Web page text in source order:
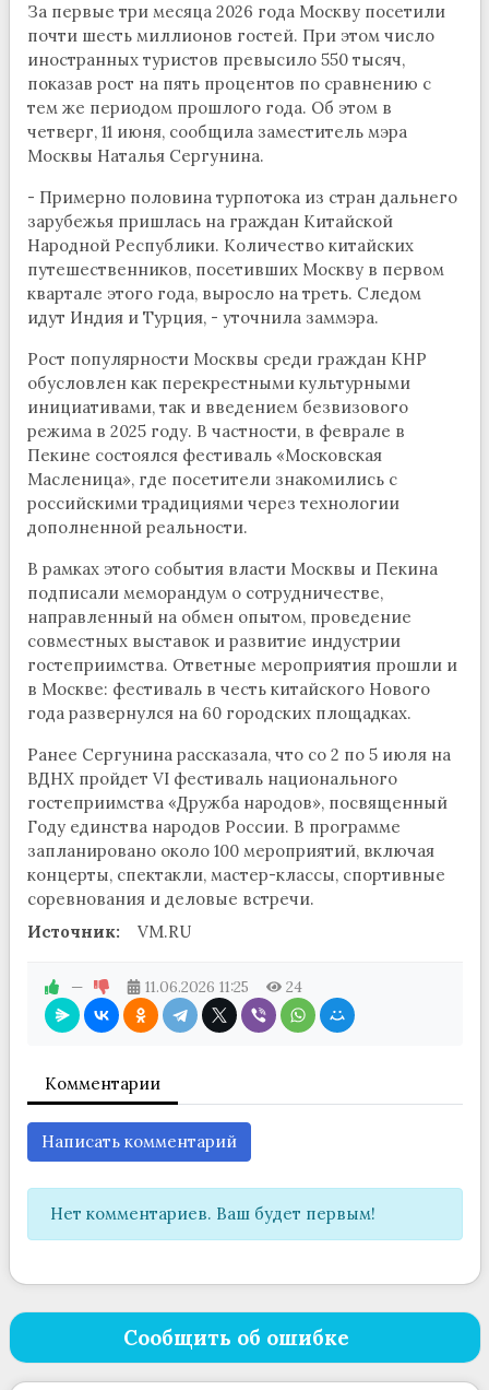
За первые три месяца 2026 года Москву посетили
почти шесть миллионов гостей. При этом число
иностранных туристов превысило 550 тысяч,
показав рост на пять процентов по сравнению с
тем же периодом прошлого года. Об этом в
четверг, 11 июня, сообщила заместитель мэра
Москвы Наталья Сергунина.
- Примерно половина турпотока из стран дальнего
зарубежья пришлась на граждан Китайской
Народной Республики. Количество китайских
путешественников, посетивших Москву в первом
квартале этого года, выросло на треть. Следом
идут Индия и Турция, - уточнила заммэра.
Рост популярности Москвы среди граждан КНР
обусловлен как перекрестными культурными
инициативами, так и введением безвизового
режима в 2025 году. В частности, в феврале в
Пекине состоялся фестиваль «Московская
Масленица», где посетители знакомились с
российскими традициями через технологии
дополненной реальности.
В рамках этого события власти Москвы и Пекина
подписали меморандум о сотрудничестве,
направленный на обмен опытом, проведение
совместных выставок и развитие индустрии
гостеприимства. Ответные мероприятия прошли и
в Москве: фестиваль в честь китайского Нового
года развернулся на 60 городских площадках.
Ранее Сергунина рассказала, что со 2 по 5 июля на
ВДНХ пройдет VI фестиваль национального
гостеприимства «Дружба народов», посвященный
Году единства народов России. В программе
запланировано около 100 мероприятий, включая
концерты, спектакли, мастер-классы, спортивные
соревнования и деловые встречи.
Источник:
VM.RU
— 11.06.2026 11:25 24
Комментарии
Написать комментарий
Нет комментариев. Ваш будет первым!
Сообщить об ошибке